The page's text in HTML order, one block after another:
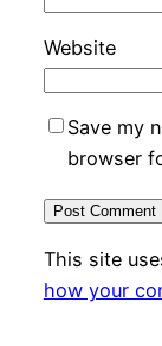
Website
Save my
browser
This site
how your